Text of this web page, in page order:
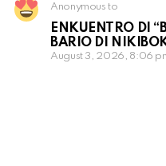
Anonymous to
ENKUENTRO DI
BARIO DI
August 3, 2026, 8:06